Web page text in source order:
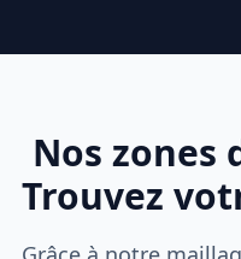
Nos
Trouvez